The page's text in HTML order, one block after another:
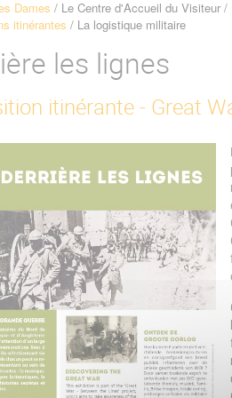
Dames Le Centre d'Accueil du Visiteur
itinérantes La logistique militaire
les lignes
itinérante - Great